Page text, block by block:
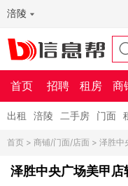
涪陵
首页 招聘 租房 商
出租 涪陵 二手房 门面
首页 > 商铺/门面/店面 > 泽胜中
泽胜中央广场美甲店